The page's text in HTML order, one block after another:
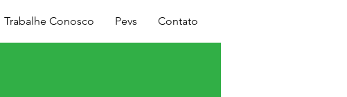
Trabalhe Conosco Pevs Contato